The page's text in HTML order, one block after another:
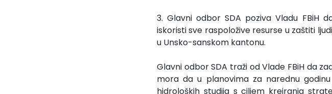
3. Glavni odbor SDA poziva Vladu FBiH
iskoristi sve raspoložive resurse u zaštiti
u Unsko-sanskom kantonu.
Glavni odbor SDA traži od Vlade FBiH da
mora da u planovima za narednu
hidroloških studija s ciljem kreiranja